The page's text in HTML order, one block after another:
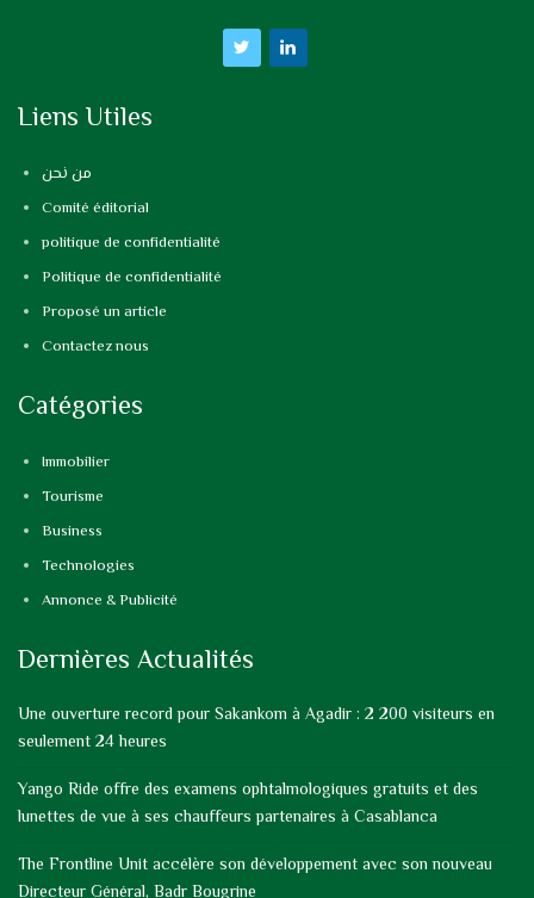
Liens Utiles
من نحن
Comité éditorial
politique de confidentialité
Politique de confidentialité
Proposé un article
Contactez nous
Catégories
Immobilier
Tourisme
Business
Technologies
Annonce & Publicité
Dernières Actualités
Une ouverture record pour Sakankom à Agadir : 2 200 visiteurs en
seulement 24 heures
Yango Ride offre des examens ophtalmologiques gratuits et des
lunettes de vue à ses chauffeurs partenaires à Casablanca
The Frontline Unit accélère son développement avec son nouveau